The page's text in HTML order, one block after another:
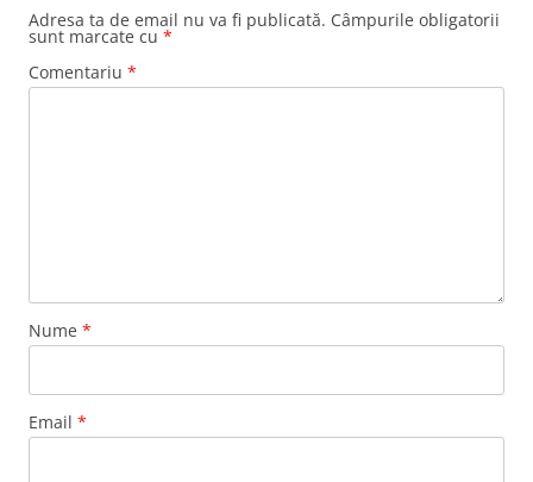
Adresa ta de email nu va fi publicată. Câmpurile obligatorii
sunt marcate cu *
Comentariu *
Nume *
Email *